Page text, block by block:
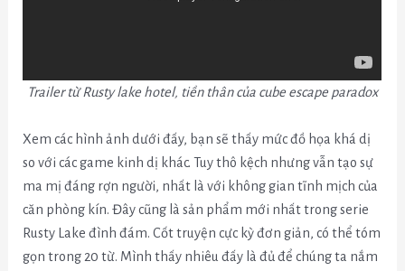
Trailer từ Rusty lake hotel, tiền thân của cube escape paradox
Xem các hình ảnh dưới đấy, bạn sẽ thấy mức đồ họa khá dị
so với các game kinh dị khác. Tuy thô kệch nhưng vẫn tạo sự
ma mị đáng rợn người, nhất là với không gian tĩnh mịch của
căn phòng kín. Đây cũng là sản phẩm mới nhất trong serie
Rusty Lake đình đám. Cốt truyện cực kỳ đơn giản, có thể tóm
gọn trong 20 từ. Mình thấy nhiêu đấy là đủ để chúng ta nắm